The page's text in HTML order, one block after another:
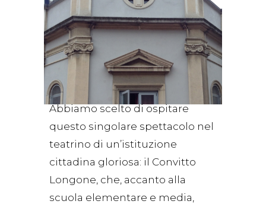
Abbiamo scelto di ospitare
questo singolare spettacolo nel
teatrino di un’istituzione
cittadina gloriosa: il Convitto
Longone, che, accanto alla
scuola elementare e media,